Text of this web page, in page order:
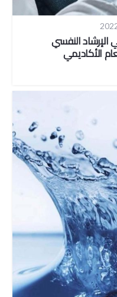
الإرشاد النفسي
الأكاديمي